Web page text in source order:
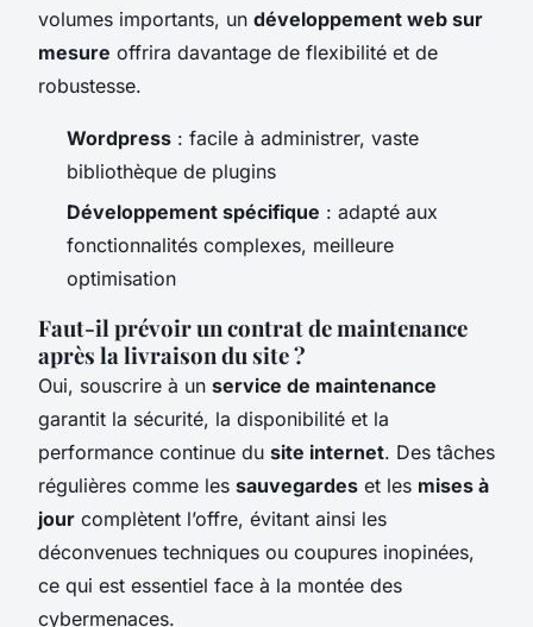
volumes importants, un développement web sur
mesure offrira davantage de flexibilité et de
robustesse.
Wordpress : facile à administrer, vaste
bibliothèque de plugins
Développement spécifique : adapté aux
fonctionnalités complexes, meilleure
optimisation
Faut-il prévoir un contrat de maintenance
après la livraison du site ?
Oui, souscrire à un service de maintenance
garantit la sécurité, la disponibilité et la
performance continue du site internet. Des tâches
régulières comme les sauvegardes et les mises à
jour complètent l’offre, évitant ainsi les
déconvenues techniques ou coupures inopinées,
ce qui est essentiel face à la montée des
cybermenaces.